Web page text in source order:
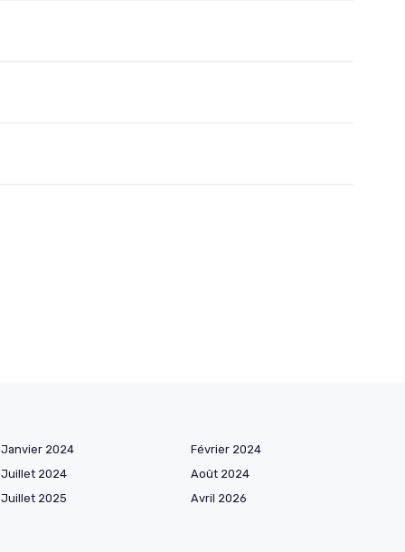
Janvier 2024
Février 2024
Juillet 2024
Août 2024
Juillet 2025
Avril 2026